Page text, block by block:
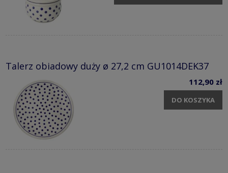
Talerz obiadowy duży ø 27,2 cm GU1014DEK37
112,90 zł
DO KOSZYKA